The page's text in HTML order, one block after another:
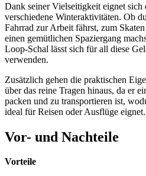
Dank seiner Vielseitigkeit eignet sich
verschiedene Winteraktivitäten. Ob
Fahrrad zur Arbeit fährst, zum
einen gemütlichen Spaziergang
Loop-Schal lässt sich für all diese
verwenden.
Zusätzlich gehen die praktischen
über das reine Tragen hinaus, da er
packen und zu transportieren ist,
ideal für Reisen oder Ausflüge eignet.
Vor- und Nachteile
Vorteile